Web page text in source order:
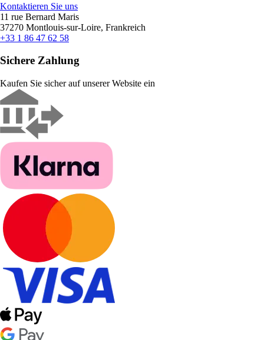
Kontaktieren Sie uns
11 rue Bernard Maris
37270 Montlouis-sur-Loire, Frankreich
+33 1 86 47 62 58
Sichere Zahlung
Kaufen Sie sicher auf unserer Website ein